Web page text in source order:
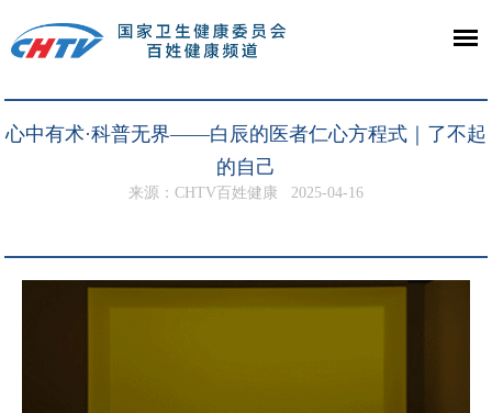
心中有术·科普无界——白辰的医者仁心方程式｜了不起
的自己
来源：CHTV百姓健康 2025-04-16